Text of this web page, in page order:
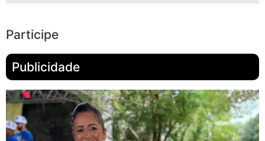
Participe
Publicidade